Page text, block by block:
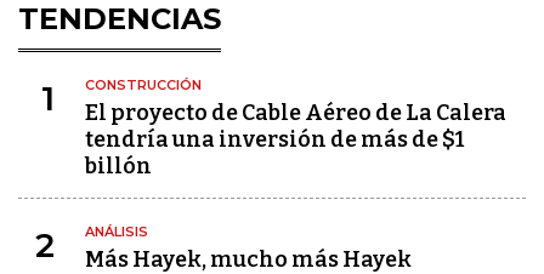
TENDENCIAS
1 CONSTRUCCIÓN
El proyecto de Cable Aéreo de La Calera
tendría una inversión de más de $1
billón
2 ANÁLISIS
Más Hayek, mucho más Hayek